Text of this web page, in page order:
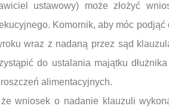
ustawowy) może złożyć
Komornik, aby móc
wraz z nadaną przez sąd
do ustalania majątku
alimentacyjnych.
wniosek o nadanie klauzuli